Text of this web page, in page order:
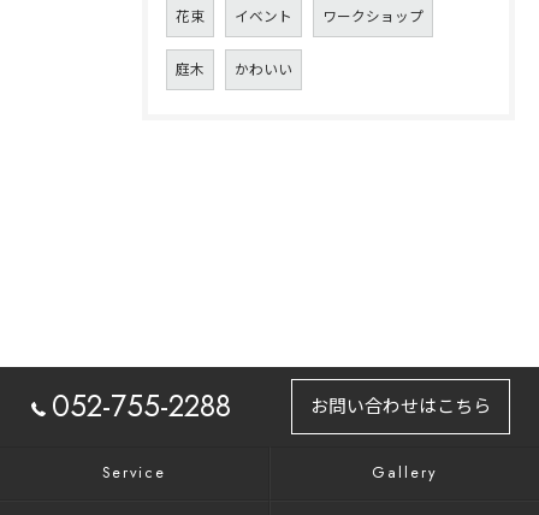
花束 イベント ワークショップ
庭木 かわいい
052-755-2288 お問い合わせはこちら
Service Gallery